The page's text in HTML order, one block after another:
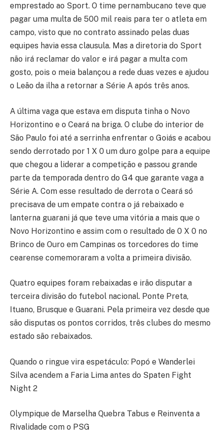
emprestado ao Sport. O time pernambucano teve que
pagar uma multa de 500 mil reais para ter o atleta em
campo, visto que no contrato assinado pelas duas
equipes havia essa clausula. Mas a diretoria do Sport
não irá reclamar do valor e irá pagar a multa com
gosto, pois o meia balançou a rede duas vezes e ajudou
o Leão da ilha a retornar a Série A após três anos.
A última vaga que estava em disputa tinha o Novo
Horizontino e o Ceará na briga. O clube do interior de
São Paulo foi até a serrinha enfrentar o Goiás e acabou
sendo derrotado por 1 X 0 um duro golpe para a equipe
que chegou a liderar a competição e passou grande
parte da temporada dentro do G4 que garante vaga a
Série A. Com esse resultado de derrota o Ceará só
precisava de um empate contra o já rebaixado e
lanterna guarani já que teve uma vitória a mais que o
Novo Horizontino e assim com o resultado de 0 X 0 no
Brinco de Ouro em Campinas os torcedores do time
cearense comemoraram a volta a primeira divisão.
Quatro equipes foram rebaixadas e irão disputar a
terceira divisão do futebol nacional. Ponte Preta,
Ituano, Brusque e Guarani. Pela primeira vez desde que
são disputas os pontos corridos, três clubes do mesmo
estado são rebaixados.
Quando o ringue vira espetáculo: Popó e Wanderlei
Silva acendem a Faria Lima antes do Spaten Fight
Night 2
Olympique de Marselha Quebra Tabus e Reinventa a
Rivalidade com o PSG